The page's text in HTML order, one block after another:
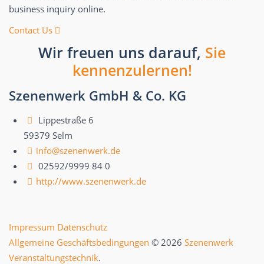
business inquiry online.
Contact Us
Wir freuen uns darauf, Sie
kennenzulernen!
Szenenwerk GmbH & Co. KG
Lippestraße 6
59379 Selm
info@szenenwerk.de
02592/9999 84 0
http://www.szenenwerk.de
Impressum Datenschutz
Allgemeine Geschäftsbedingungen © 2026 Szenenwerk
Veranstaltungstechnik.